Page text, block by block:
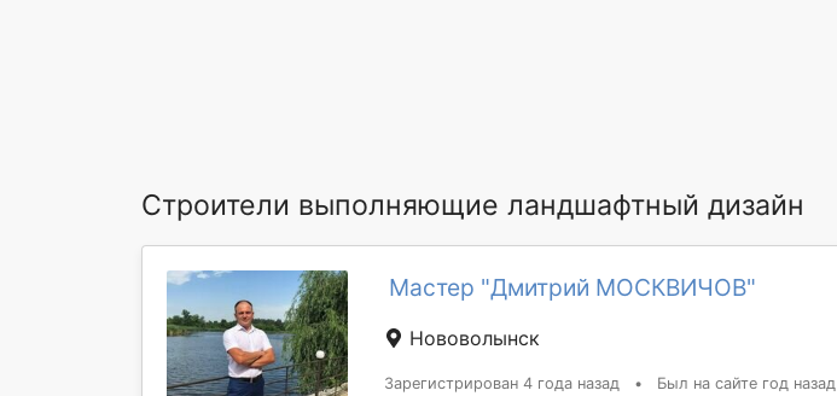
Строители выполняющие ландшафтный дизайн
Мастер "Дмитрий МОСКВИЧОВ"
Нововолынск
Зарегистрирован 4 года назад • Был на сайте год назад